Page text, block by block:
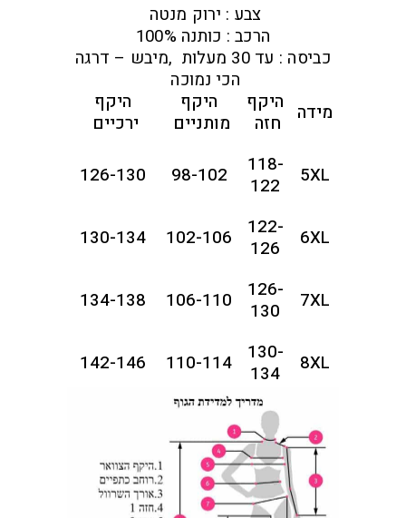
צבע : ירוק מנטה
הרכב : כותנה 100%
כביסה : עד 30 מעלות ,מיבש – דרגה
הכי נמוכה
מידה
היקף
חזה
היקף
מותניים
היקף
ירכיים
5XL
118-
122
98-102
126-130
6XL
122-
126
102-106
130-134
7XL
126-
130
106-110
134-138
8XL
130-
134
110-114
142-146
9XL
134-
138
114-118
10XL
138-
142
118-122
150-154